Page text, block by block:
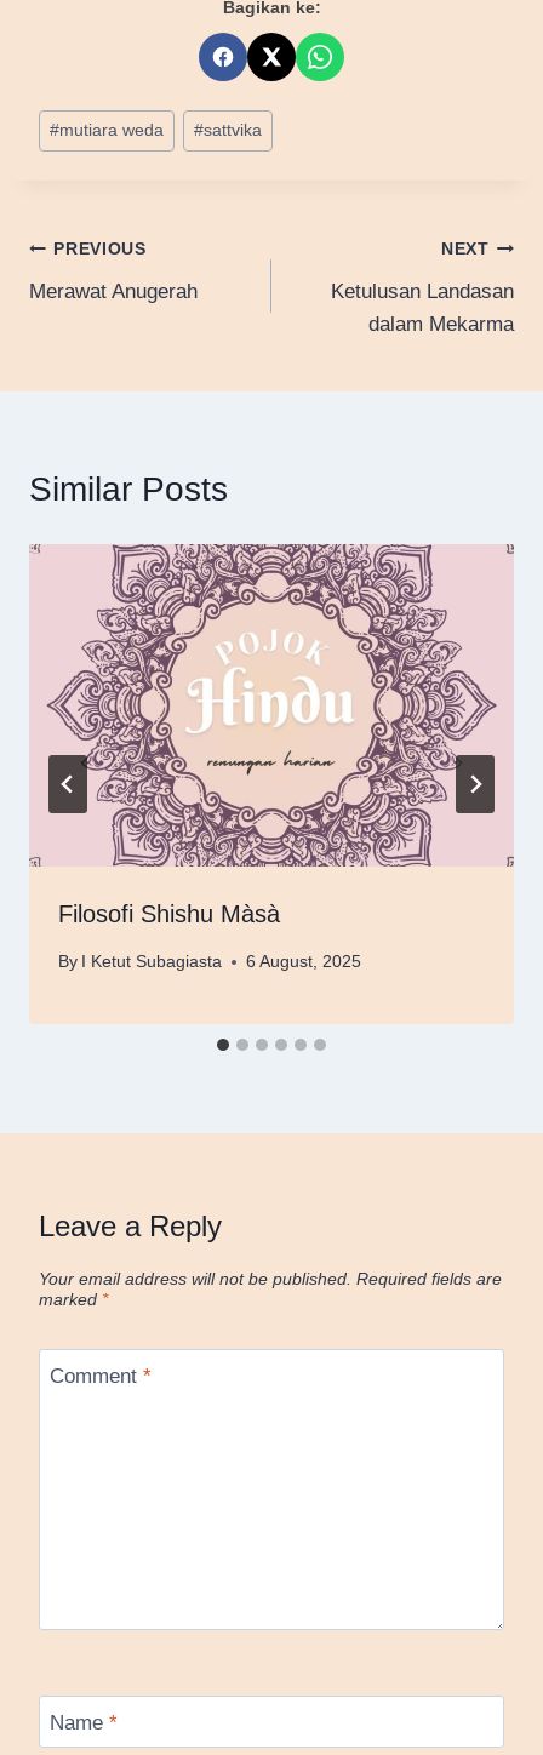
Bagikan ke:
Post
Tags:
#mutiara weda #sattvika
Post
navigation
PREVIOUS
Merawat Anugerah
NEXT
Ketulusan Landasan
dalam Mekarma
Similar Posts
Filosofi Shishu Màsà
By I Ketut Subagiasta 6 August, 2025
Leave a Reply
Your email address will not be published. Required fields are
marked *
Comment *
Name *